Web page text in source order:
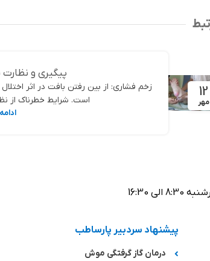
12
مهر
پیگیری و
زخم فشاری: از بین رفتن بافت در اثر
است. شرایط خطرناک از
16:30
پیشنهاد سردبیر پارساطب
درمان گاز گرفتگی موش